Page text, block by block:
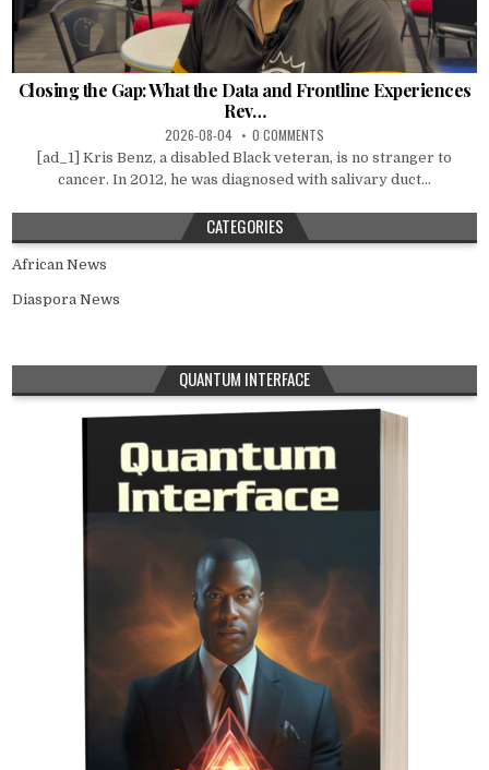
Closing the Gap: What the Data and Frontline Experiences
Rev…
2026-08-04 0 COMMENTS
[ad_1] Kris Benz, a disabled Black veteran, is no stranger to
cancer. In 2012, he was diagnosed with salivary duct...
CATEGORIES
African News
Diaspora News
QUANTUM INTERFACE